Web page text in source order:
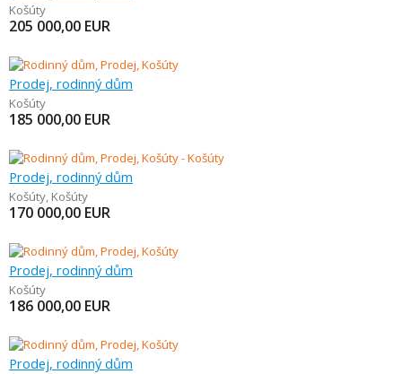
Košúty
205 000,00 EUR
Prodej, rodinný dům
Košúty
185 000,00 EUR
Prodej, rodinný dům
Košúty, Košúty
170 000,00 EUR
Prodej, rodinný dům
Košúty
186 000,00 EUR
Prodej, rodinný dům